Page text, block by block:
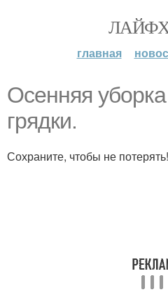
главная
Осенняя
грядки.
Сохраните, чтобы не потерять!